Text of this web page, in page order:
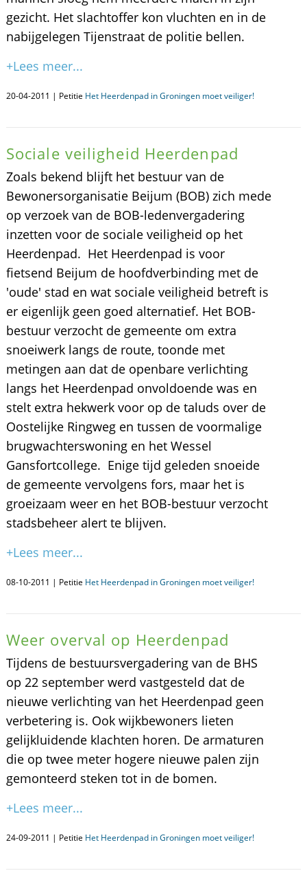
gezicht. Het slachtoffer kon vluchten en in de
nabijgelegen Tijenstraat de politie bellen.
+Lees meer...
20-04-2011 | Petitie Het Heerdenpad in Groningen moet veiliger!
Sociale veiligheid Heerdenpad
Zoals bekend blijft het bestuur van de
Bewonersorganisatie Beijum (BOB) zich mede
op verzoek van de BOB-ledenvergadering
inzetten voor de sociale veiligheid op het
Heerdenpad. Het Heerdenpad is voor
fietsend Beijum de hoofdverbinding met de
'oude' stad en wat sociale veiligheid betreft is
er eigenlijk geen goed alternatief. Het BOB-
bestuur verzocht de gemeente om extra
snoeiwerk langs de route, toonde met
metingen aan dat de openbare verlichting
langs het Heerdenpad onvoldoende was en
stelt extra hekwerk voor op de taluds over de
Oostelijke Ringweg en tussen de voormalige
brugwachterswoning en het Wessel
Gansfortcollege. Enige tijd geleden snoeide
de gemeente vervolgens fors, maar het is
groeizaam weer en het BOB-bestuur verzocht
stadsbeheer alert te blijven.
+Lees meer...
08-10-2011 | Petitie Het Heerdenpad in Groningen moet veiliger!
Weer overval op Heerdenpad
Tijdens de bestuursvergadering van de BHS
op 22 september werd vastgesteld dat de
nieuwe verlichting van het Heerdenpad geen
verbetering is. Ook wijkbewoners lieten
gelijkluidende klachten horen. De armaturen
die op twee meter hogere nieuwe palen zijn
gemonteerd steken tot in de bomen.
+Lees meer...
24-09-2011 | Petitie Het Heerdenpad in Groningen moet veiliger!